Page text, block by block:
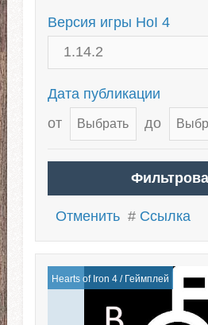
Версия игры HoI 4
Дата публикации
от
до
Отменить # Ссылка
Hearts of Iron 4/ Геймплей